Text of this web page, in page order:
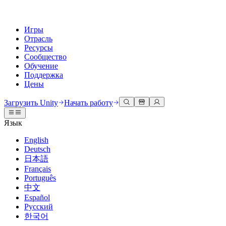
Игры
Отрасль
Ресурсы
Сообщество
Обучение
Поддержка
Цены
Движок Unity
Создавайте 2D и 3D игры для любой платформы
Совместная работа
Сотрудничайте и быстро вносите изменения с вашей командой
Загрузить Unity
Тарифы и цены
Развертывание
Многоплатформенность
3D сотрудничество
Создавайте и просматривайте 3D проекты в реальном времени
Иммерсивное обучение
Обучение в иммерсивных средах
Пользовательские опыты
Создавайте интерактивные 3D опыты
Отрасли
Производство
Документация
Инструменты для разработчиков
Версии релизов и трекер проблем
План развития
Обзор предстоящих функций
Глоссарий
Обсуждения
События
Глобальные и местные события
Истории сообщества
Made with Unity
Показ Unity-креаторов
Unity Learn
Освойте навыки Unity бесплатно
Профессиональное обучение
Повышайте уровень своей команды с тренерами Unity
Не использовали Unity раньше
С чего начать
Приступите к обучению
Основные пути Unity
Получить помощь
Помогаем вам добиться успеха с Unity
Планы успеха
Достигайте своих целей быстрее с помощью экспертов
FAQ
Ответы на часто задаваемые вопросы
Связаться с нами
Свяжитесь с нашей командой
Загрузить Unity Начать работу
Язык
English
Deutsch
日本語
Français
Português
中文
Español
Русский
한국어